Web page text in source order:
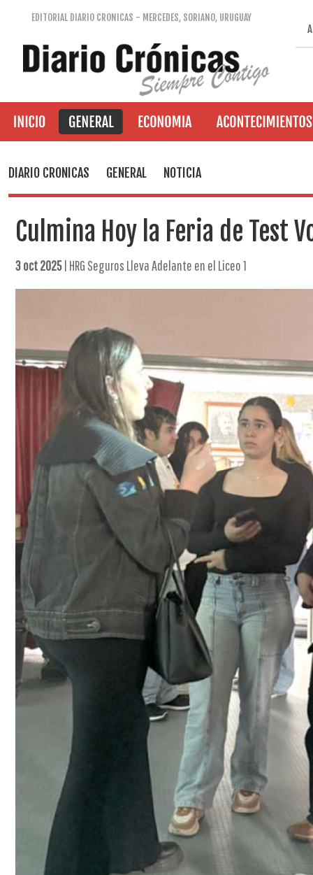
EDITORIAL DIARIO CRONICAS - MERCEDES, SORIANO, URUGUAY
DIARIO CRONICAS GENERAL NOTICIA
Culmina Hoy la Feria de Test
3 oct 2025| HRG Seguros Lleva Adelante en el Liceo 1